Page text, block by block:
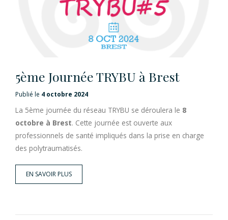
5ème Journée TRYBU à Brest
Publié le 4 octobre 2024
La 5ème journée du réseau TRYBU se déroulera le 8
octobre à Brest. Cette journée est ouverte aux
professionnels de santé impliqués dans la prise en charge
des polytraumatisés.
EN SAVOIR PLUS